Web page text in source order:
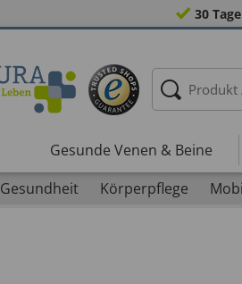
30
Gesunde Venen & Beine
Gesundheit
Körperpflege